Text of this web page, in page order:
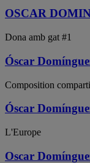
OSCAR
Dona amb gat #1
Óscar
Composition
Óscar
L'Europe
Oscar